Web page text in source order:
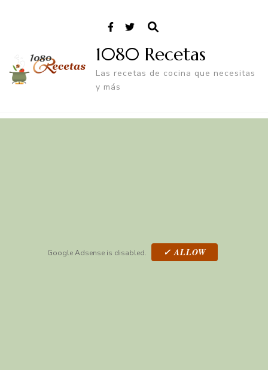
1080 Recetas
Las recetas de cocina que necesitas
y más
Google Adsense is disabled. ✓ ALLOW